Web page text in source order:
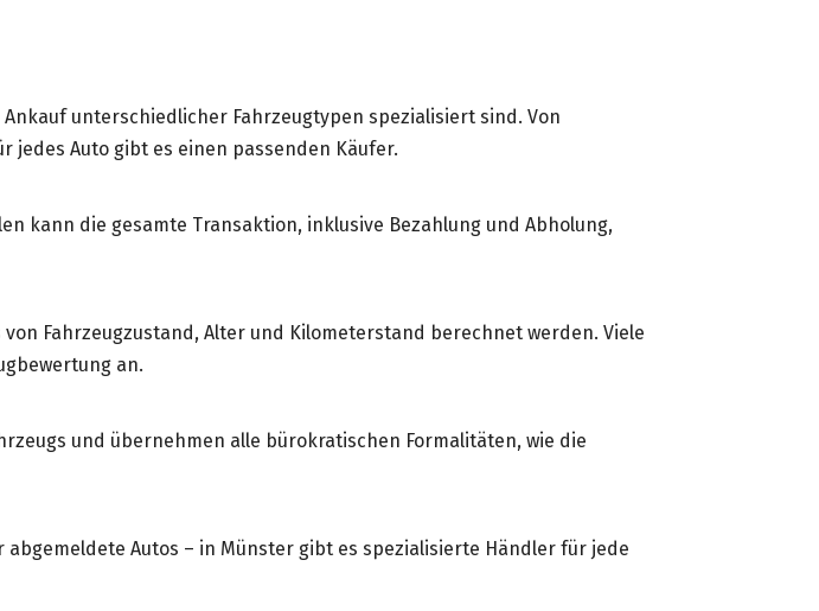
unterschiedlicher Fahrzeugtypen spezialisiert sind. Von
jedes Auto gibt es einen passenden Käufer.
kann die gesamte Transaktion, inklusive Bezahlung und Abholung,
Fahrzeugzustand, Alter und Kilometerstand berechnet werden. Viele
an.
und übernehmen alle bürokratischen Formalitäten, wie die
abgemeldete Autos – in Münster gibt es spezialisierte Händler für jede